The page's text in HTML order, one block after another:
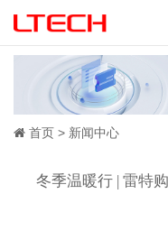
首页 新闻中心
冬季温暖行 | 雷特